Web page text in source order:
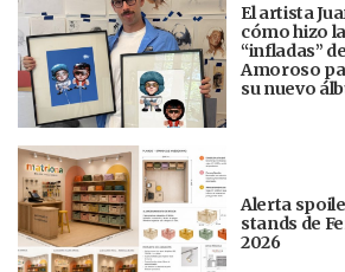
El artista
cómo hizo
“infladas”
Amoroso
su nuevo
Alerta
stands de
2026